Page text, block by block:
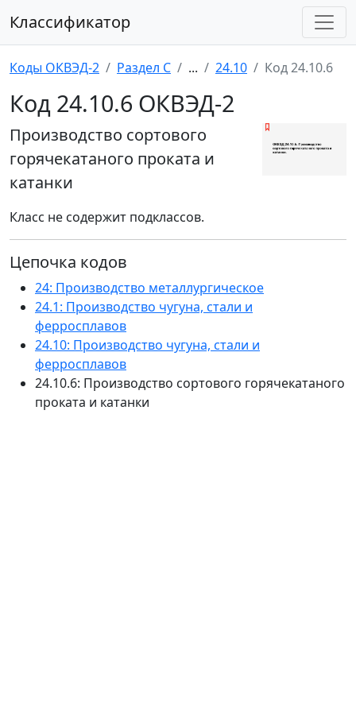
Классификатор
Коды ОКВЭД-2 Раздел C ... 24.10 Код 24.10.6
Код 24.10.6 ОКВЭД-2
Производство сортового
горячекатаного проката и
катанки
Класс не содержит подклассов.
Цепочка кодов
24: Производство металлургическое
24.1: Производство чугуна, стали и
ферросплавов
24.10: Производство чугуна, стали и
ферросплавов
24.10.6: Производство сортового горячекатаного
проката и катанки